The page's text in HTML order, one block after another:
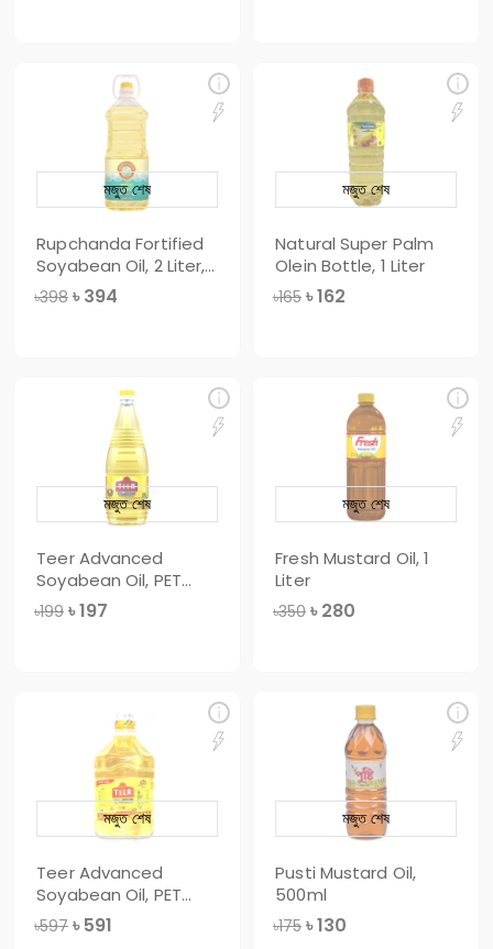
Rupchanda Fortified
Soyabean Oil, 2 Liter,
PET Bot
৳398 ৳ 394
মজুত শেষ
Natural Super Palm
Olein Bottle, 1 Liter
৳165 ৳162
মজুত শেষ
Teer Advanced
Soyabean Oil, PET
Bottle, 1 Liter
৳199 ৳197
মজুত শেষ
Fresh Mustard Oil, 1
Liter
৳350 ৳ 280
মজুত শেষ
Teer Advanced
Soyabean Oil, PET
Bottle, 3 Liter
৳597 ৳ 591
মজুত শেষ
Pusti Mustard Oil,
500ml
৳175 ৳130
মজুত শেষ